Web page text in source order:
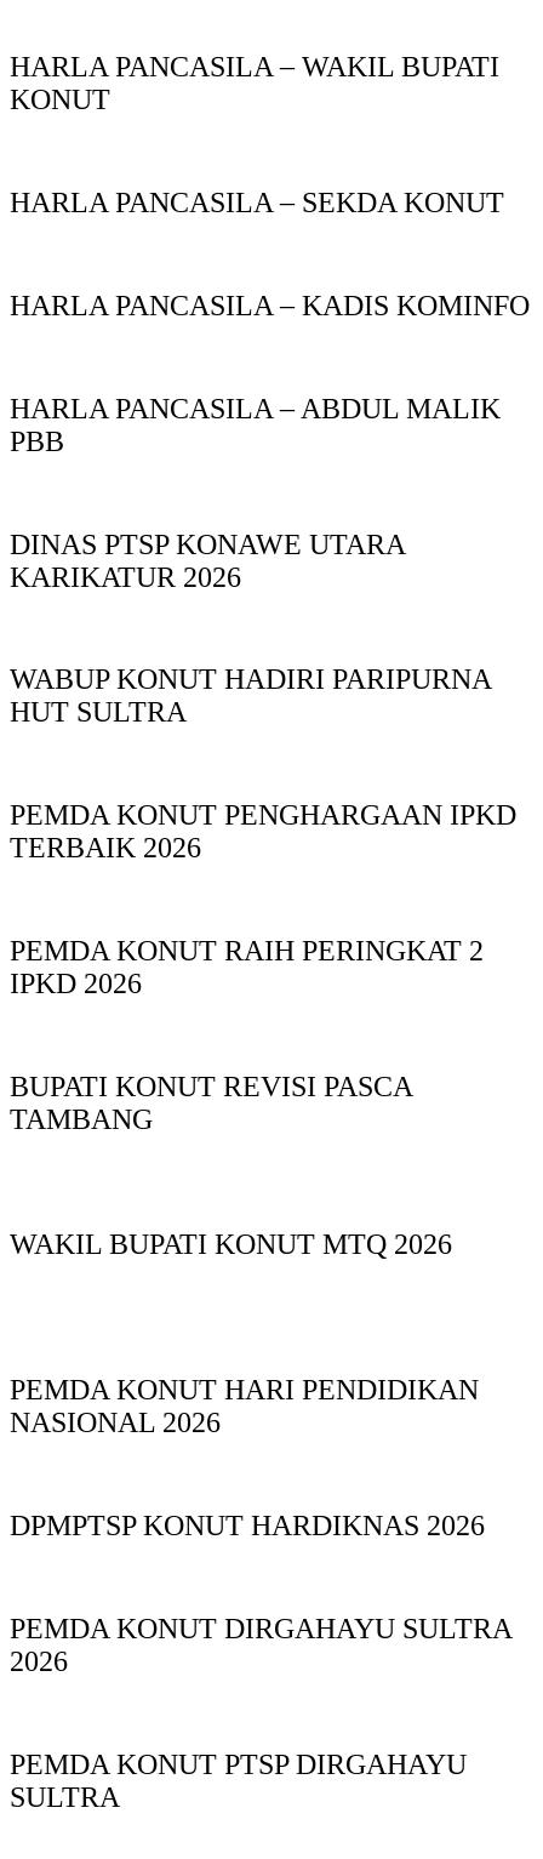
HARLA PANCASILA – WAKIL BUPATI
KONUT
HARLA PANCASILA – SEKDA KONUT
HARLA PANCASILA – KADIS KOMINFO
HARLA PANCASILA – ABDUL MALIK
PBB
DINAS PTSP KONAWE UTARA
KARIKATUR 2026
WABUP KONUT HADIRI PARIPURNA
HUT SULTRA
PEMDA KONUT PENGHARGAAN IPKD
TERBAIK 2026
PEMDA KONUT RAIH PERINGKAT 2
IPKD 2026
BUPATI KONUT REVISI PASCA
TAMBANG
WAKIL BUPATI KONUT MTQ 2026
PEMDA KONUT HARI PENDIDIKAN
NASIONAL 2026
DPMPTSP KONUT HARDIKNAS 2026
PEMDA KONUT DIRGAHAYU SULTRA
2026
PEMDA KONUT PTSP DIRGAHAYU
SULTRA